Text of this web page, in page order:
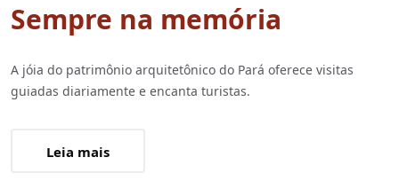
Sempre na memória
A jóia do patrimônio arquitetônico do Pará oferece visitas
guiadas diariamente e encanta turistas.
Leia mais